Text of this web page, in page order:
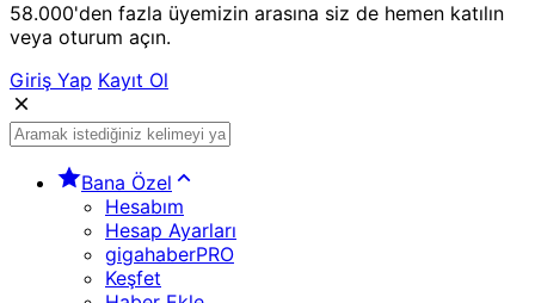
58.000'den fazla üyemizin arasına siz de hemen katılın
veya oturum açın.
Giriş Yap Kayıt Ol
Bana Özel
Hesabım
Hesap Ayarları
gigahaberPRO
Keşfet